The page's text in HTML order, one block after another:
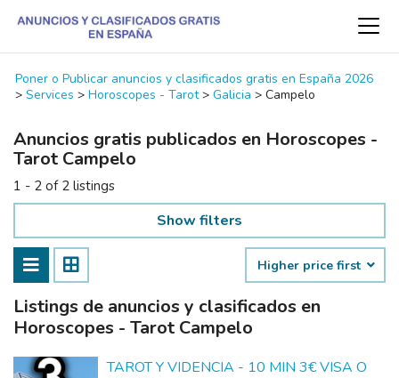
Poner o Publicar anuncios y clasificados gratis en España 2026
> Services > Horoscopes - Tarot > Galicia > Campelo
Anuncios gratis publicados en Horoscopes -
Tarot Campelo
1 - 2 of 2 listings
Show filters
Higher price first
Listings de anuncios y clasificados en
Horoscopes - Tarot Campelo
TAROT Y VIDENCIA - 10 MIN 3€ VISA O